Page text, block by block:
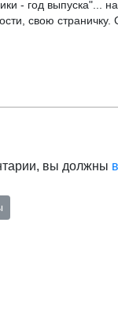
- год выпуска"...
свою страничку.
вы должны